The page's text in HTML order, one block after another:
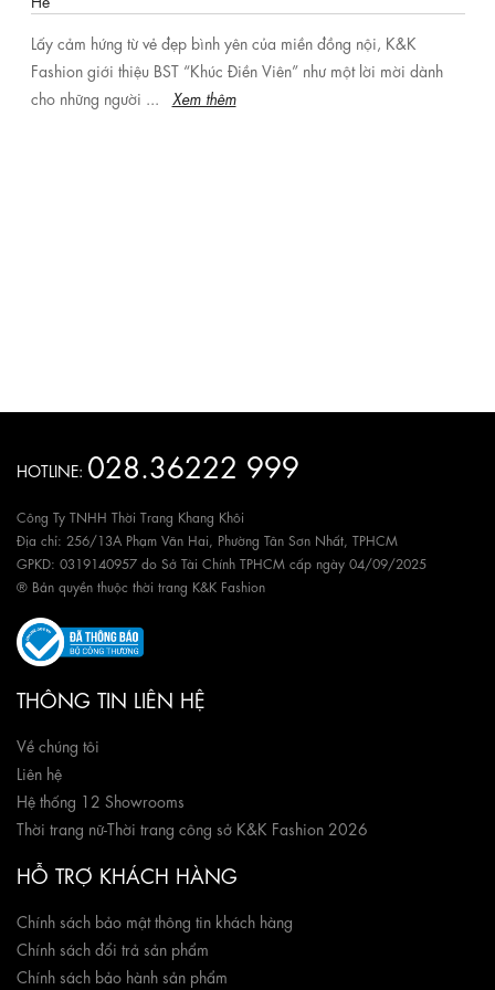
Lấy cảm hứng từ vẻ đẹp bình yên của miền đồng nội, K&K
Fashion giới thiệu BST “Khúc Điền Viên” như một lời mời dành
cho những người ...
Xem thêm
HOTLINE: 028.36222 999
Công Ty TNHH Thời Trang Khang Khôi
Địa chỉ: 256/13A Phạm Văn Hai, Phường Tân Sơn Nhất, TPHCM
GPKD: 0319140957 do Sở Tài Chính TPHCM cấp ngày 04/09/2025
® Bản quyền thuộc thời trang K&K Fashion
THÔNG TIN LIÊN HỆ
Về chúng tôi
Liên hệ
Hệ thống 12 Showrooms
Thời trang nữ-Thời trang công sở K&K Fashion 2026
HỖ TRỢ KHÁCH HÀNG
Chính sách bảo mật thông tin khách hàng
Chính sách đổi trả sản phẩm
Chính sách bảo hành sản phẩm